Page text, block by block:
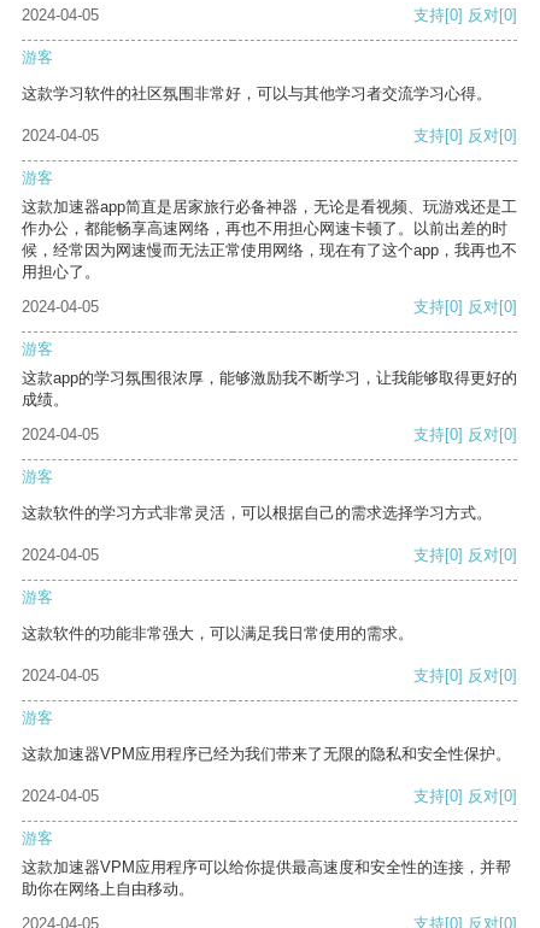
2024-04-05
支持[0] 反对[0]
游客
这款学习软件的社区氛围非常好，可以与其他学习者交流学习心得。
2024-04-05 支持[0] 反对[0]
游客
这款加速器app简直是居家旅行必备神器，无论是看视频、玩游戏还是工
作办公，都能畅享高速网络，再也不用担心网速卡顿了。以前出差的时
候，经常因为网速慢而无法正常使用网络，现在有了这个app，我再也不
用担心了。
2024-04-05
支持[0] 反对[0]
游客
这款app的学习氛围很浓厚，能够激励我不断学习，让我能够取得更好的
成绩。
2024-04-05
支持[0] 反对[0]
游客
这款软件的学习方式非常灵活，可以根据自己的需求选择学习方式。
2024-04-05 支持[0] 反对[0]
游客
这款软件的功能非常强大，可以满足我日常使用的需求。
2024-04-05 支持[0] 反对[0]
游客
这款加速器VPM应用程序已经为我们带来了无限的隐私和安全性保护。
2024-04-05 支持[0] 反对[0]
游客
这款加速器VPM应用程序可以给你提供最高速度和安全性的连接，并帮
助你在网络上自由移动。
2024-04-05
支持[0] 反对[0]